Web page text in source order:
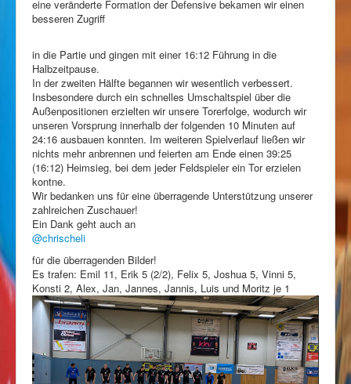
eine veränderte Formation der Defensive bekamen wir einen
besseren Zugriff
in die Partie und gingen mit einer 16:12 Führung in die
Halbzeitpause.
In der zweiten Hälfte begannen wir wesentlich verbessert.
Insbesondere durch ein schnelles Umschaltspiel über die
Außenpositionen erzielten wir unsere Torerfolge, wodurch wir
unseren Vorsprung innerhalb der folgenden 10 Minuten auf
24:16 ausbauen konnten. Im weiteren Spielverlauf ließen wir
nichts mehr anbrennen und feierten am Ende einen 39:25
(16:12) Heimsieg, bei dem jeder Feldspieler ein Tor erzielen
kontne.
Wir bedanken uns für eine überragende Unterstützung unserer
zahlreichen Zuschauer!
Ein Dank geht auch an
@chrischeli
für die überragenden Bilder!
Es trafen: Emil 11, Erik 5 (2/2), Felix 5, Joshua 5, Vinni 5,
Konsti 2, Alex, Jan, Jannes, Jannis, Luis und Moritz je 1